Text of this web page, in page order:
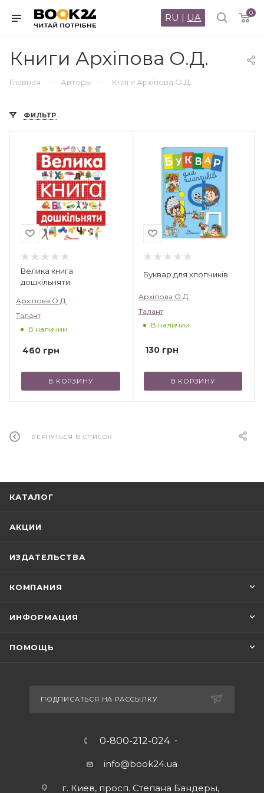
0
RU | UA
Книги Архіпова О.Д.
Главная — Авторы — Книги Архіпова О.Д.
ФИЛЬТР
Велика книга
дошкільняти
Архіпова О.Д.
Талант
В наличии
460 грн
В КОРЗИНУ
Буквар для хлопчиків
Архіпова О.Д.
Талант
В наличии
130грн
В КОРЗИНУ
ВЕРНУТЬСЯ В СПИСОК
КАТАЛОГ
АКЦИИ
ИЗДАТЕЛЬСТВА
КОМПАНИЯ
ИНФОРМАЦИЯ
ПОМОЩЬ
ПОДПИСАТЬСЯ НА РАССЫЛКУ
0-800-212-024
info@book24.ua
г. Киев, просп. Степана Бандеры,